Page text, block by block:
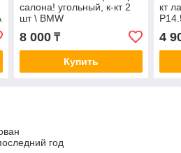
салона! угольный, к-кт 2
шт \ BMW
E60/E61/E63/E64 all 03>
AC0130SET
8 000₸
Купить
кт
4
год